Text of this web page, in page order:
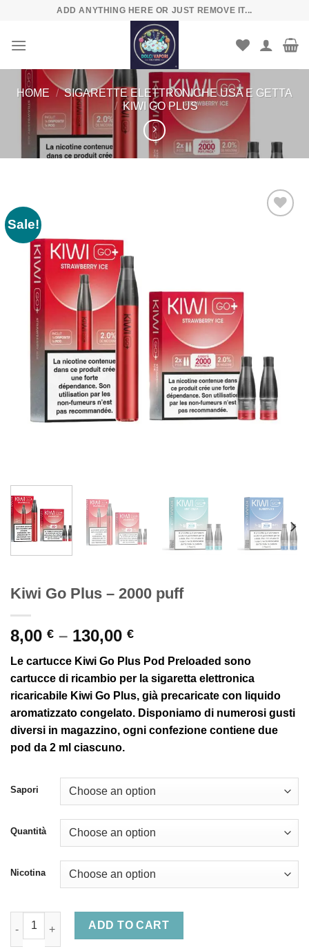
content
ADD ANYTHING HERE OR JUST REMOVE IT...
HOME / SIGARETTE ELETTRONICHE USA E GETTA
/ KIWI GO PLUS
Sale!
Kiwi Go Plus – 2000 puff
8,00 € – 130,00 €Price
8,00 €
through
130,00 €
Le cartucce Kiwi Go Plus Pod Preloaded sono
cartucce di ricambio per la sigaretta elettronica
ricaricabile Kiwi Go Plus, già precaricate con liquido
aromatizzato congelato. Disponiamo di numerosi gusti
diversi in magazzino, ogni confezione contiene due
pod da 2 ml ciascuno.
Sapori
Quantità
Nicotina
Kiwi Go Plus - 2000 puff quantity
ADD TO CART